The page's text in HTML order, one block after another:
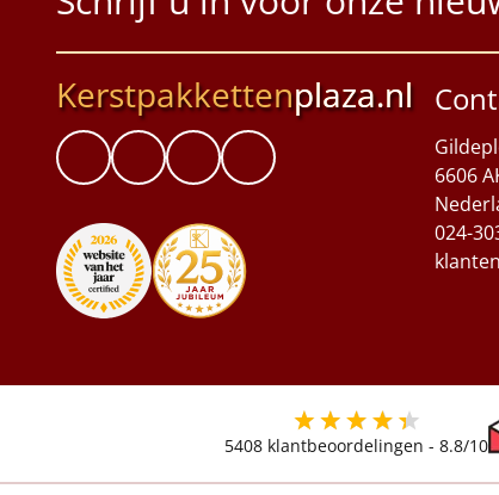
Kerstpakkettenplaza.nl
6606
024-
5408 klantbeoordelingen - 8.8/10